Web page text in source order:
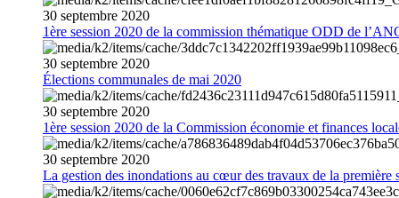
30 septembre 2020
1ère session 2020 de la commission thématique ODD de
30 septembre 2020
Élections communales de mai 2020
30 septembre 2020
1ère session 2020 de la Commission économie et finances
30 septembre 2020
La gestion des inondations au cœur des travaux de la première